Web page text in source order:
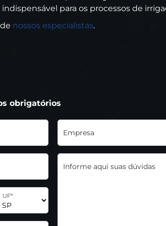
para os processos de
nossos especialistas.
obrigatórios
UF*
Empresa
Informe aqui suas dúvidas